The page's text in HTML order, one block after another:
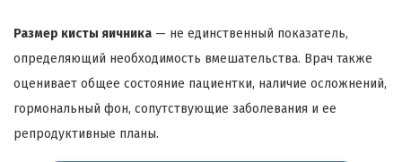
Размер кисты яичника — не единственный показатель,
определяющий необходимость вмешательства. Врач также
оценивает общее состояние пациентки, наличие осложнений,
гормональный фон, сопутствующие заболевания и ее
репродуктивные планы.